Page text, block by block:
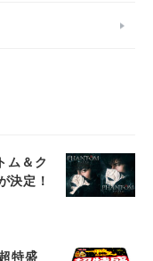
ム＆ク
決定！
特盛